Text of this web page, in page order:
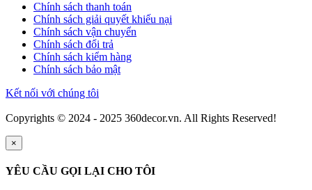
Chính sách thanh toán
Chính sách giải quyết khiếu nại
Chính sách vận chuyển
Chính sách đổi trả
Chính sách kiểm hàng
Chính sách bảo mật
Kết nối với chúng tôi
Copyrights © 2024 - 2025 360decor.vn. All Rights Reserved!
×
YÊU CẦU GỌI LẠI CHO TÔI